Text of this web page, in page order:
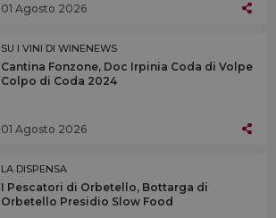
01 Agosto 2026
SU I VINI DI WINENEWS
Cantina Fonzone, Doc Irpinia Coda di Volpe
Colpo di Coda 2024
01 Agosto 2026
LA DISPENSA
I Pescatori di Orbetello, Bottarga di
Orbetello Presidio Slow Food